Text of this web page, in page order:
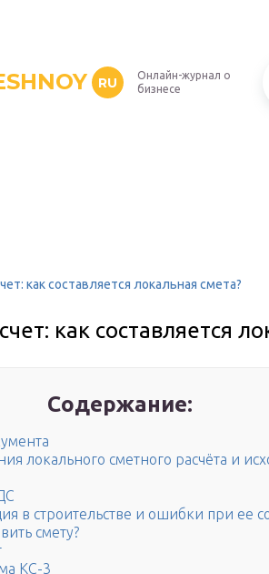
RU
Онлайн-журнал о
бизнесе
как составляется локальная смета?
как составляется
Содержание:
локального сметного расчёта и
в строительстве и ошибки при ее
смету?
КС-3